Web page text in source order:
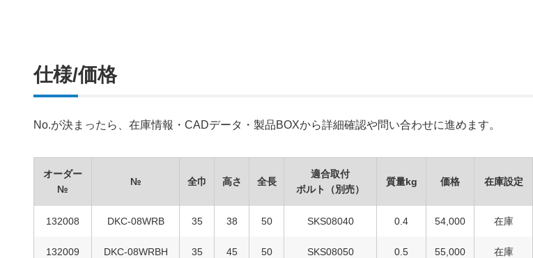
仕様/価格
No.が決まったら、在庫情報・CADデータ・製品BOXから詳細確認や問い合わせに進めます。
オーダー
№
№ 全巾 高さ 全長
適合取付
ボルト（別売）
質量kg 価格 在庫設定
132008 DKC-08WRB 35 38 50 SKS08040 0.4 54,000 在庫
132009 DKC-08WRBH 35 45 50 SKS08050 0.5 55,000 在庫